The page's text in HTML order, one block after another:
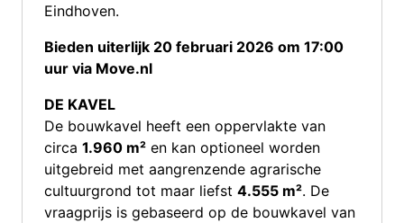
Eindhoven.
Bieden uiterlijk 20 februari 2026 om 17:00
uur via Move.nl
DE KAVEL
De bouwkavel heeft een oppervlakte van
circa 1.960 m² en kan optioneel worden
uitgebreid met aangrenzende agrarische
cultuurgrond tot maar liefst 4.555 m². De
vraagprijs is gebaseerd op de bouwkavel van